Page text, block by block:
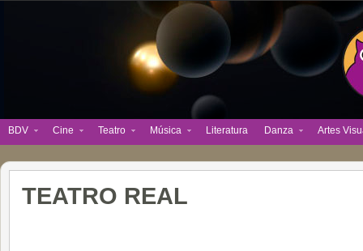
BDV Cine Teatro Música Literatura Danza Artes
TEATRO REAL